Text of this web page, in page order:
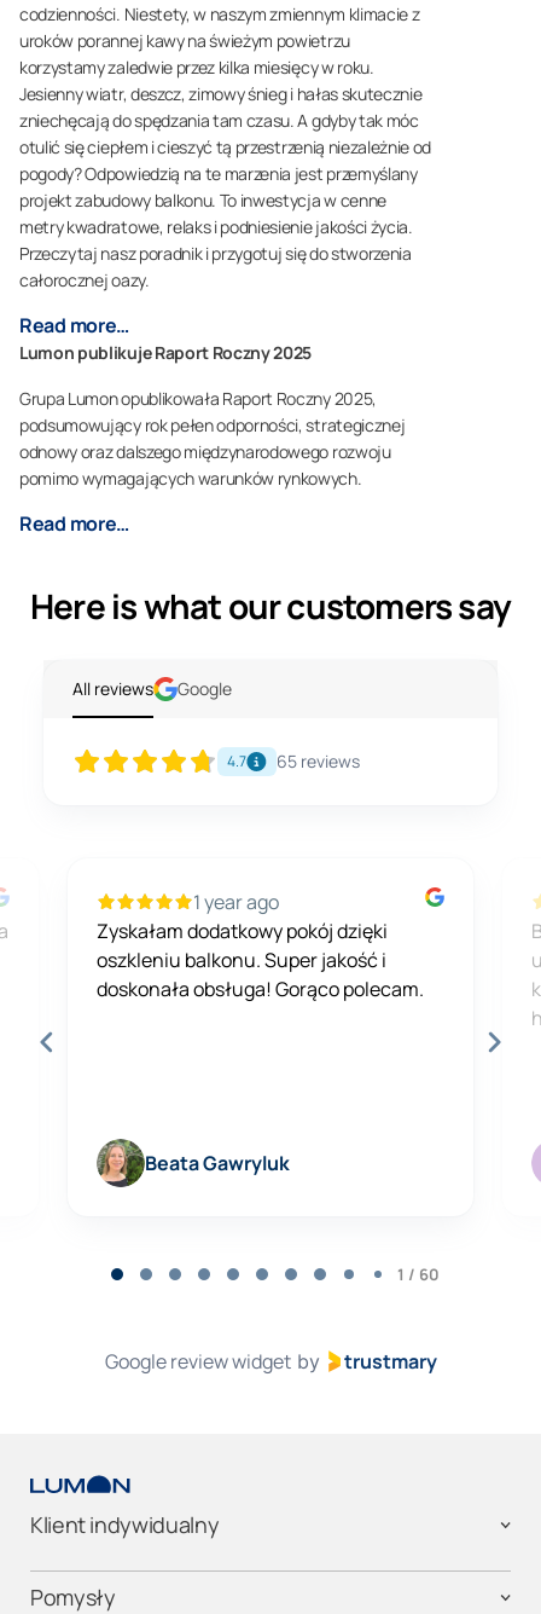
codzienności. Niestety, w naszym zmiennym klimacie z
uroków porannej kawy na świeżym powietrzu
korzystamy zaledwie przez kilka miesięcy w roku.
Jesienny wiatr, deszcz, zimowy śnieg i hałas skutecznie
zniechęcają do spędzania tam czasu. A gdyby tak móc
otulić się ciepłem i cieszyć tą przestrzenią niezależnie od
pogody? Odpowiedzią na te marzenia jest przemyślany
projekt zabudowy balkonu. To inwestycja w cenne
metry kwadratowe, relaks i podniesienie jakości życia.
Przeczytaj nasz poradnik i przygotuj się do stworzenia
całorocznej oazy.
Read more…
Lumon publikuje Raport Roczny 2025
Grupa Lumon opublikowała Raport Roczny 2025,
podsumowujący rok pełen odporności, strategicznej
odnowy oraz dalszego międzynarodowego rozwoju
pomimo wymagających warunków rynkowych.
Read more…
Here is what our customers say
All reviews Google
4.7 65 reviews
1 year ago
Zyskałam dodatkowy pokój dzięki
oszkleniu balkonu. Super jakość i
doskonała obsługa! Gorąco polecam.
Beata Gawryluk
1 / 60
Google review widgetby trustmary
Klient indywidualny
Pomysły